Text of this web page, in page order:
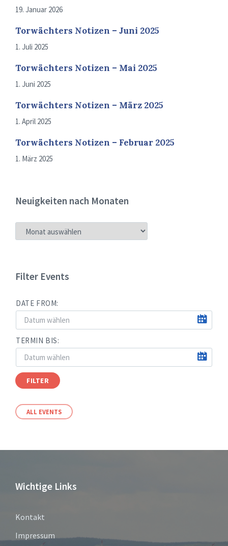
19. Januar 2026
Torwächters Notizen – Juni 2025
1. Juli 2025
Torwächters Notizen – Mai 2025
1. Juni 2025
Torwächters Notizen – März 2025
1. April 2025
Torwächters Notizen – Februar 2025
1. März 2025
Neuigkeiten nach Monaten
NEUIGKEITEN
NACH
Filter Events
DATE FROM:
TERMIN BIS:
FILTER
ALL EVENTS
Wichtige Links
Kontakt
Impressum